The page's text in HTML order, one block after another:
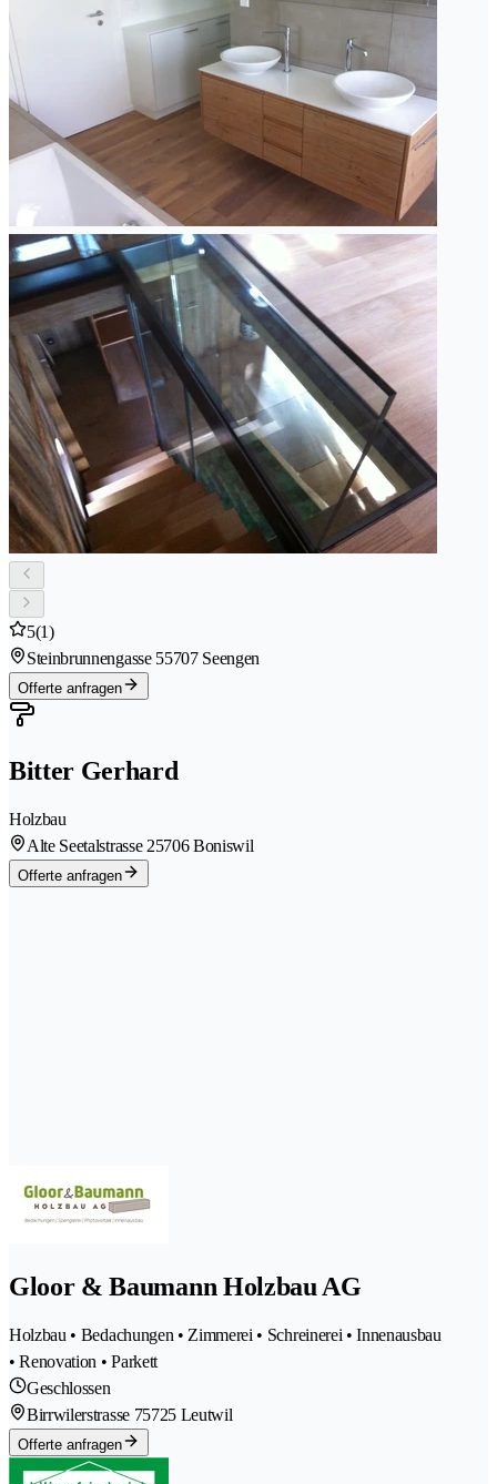
5(1)
Steinbrunnengasse 55707 Seengen
Offerte anfragen
Bitter Gerhard
Holzbau
Alte Seetalstrasse 25706 Boniswil
Offerte anfragen
Gloor & Baumann Holzbau AG
Holzbau • Bedachungen • Zimmerei • Schreinerei • Innenausbau
• Renovation • Parkett
Geschlossen
Birrwilerstrasse 75725 Leutwil
Offerte anfragen